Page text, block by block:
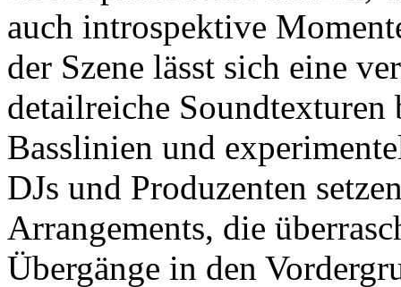
auch introspektive
der Szene lässt sich eine
detailreiche Soundtexturen
Basslinien und
DJs und Produzenten
Arrangements, die
Übergänge in den